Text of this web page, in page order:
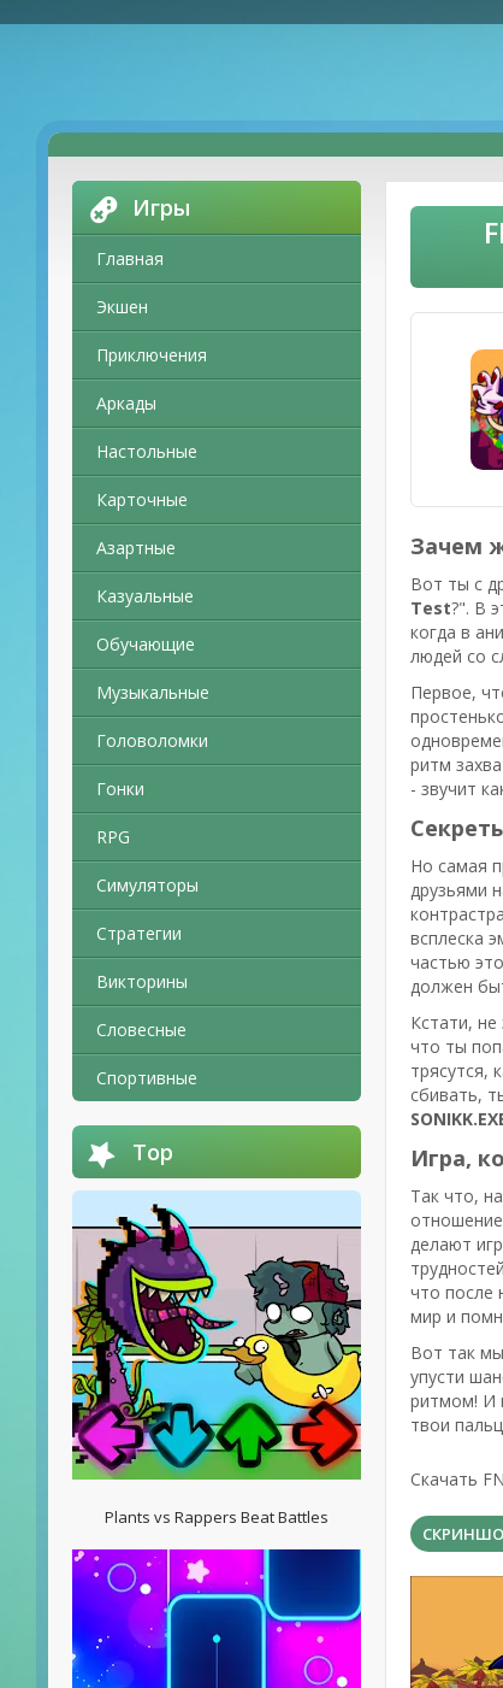
Игры
Главная
Экшен
Приключения
Аркады
Настольные
Карточные
Азартные
Казуальные
Обучающие
Музыкальные
Головоломки
Гонки
RPG
Симуляторы
Стратегии
Викторины
Словесные
Спортивные
Top
Plants vs Rappers Beat Battles
Зачем
Вот ты с
Test?". В
когда в
людей со
Первое,
ритм
- звучит
Но самая
друзьями
всплеска
частью
должен
Кстати,
что ты
трясутся,
сбивать,
Игра,
Так что,
делают
что после
мир и
Вот так
упусти
ритмом! И
твои
Скачать